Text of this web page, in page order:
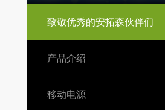
致敬优秀的安拓森伙伴们
产品介绍
移动电源